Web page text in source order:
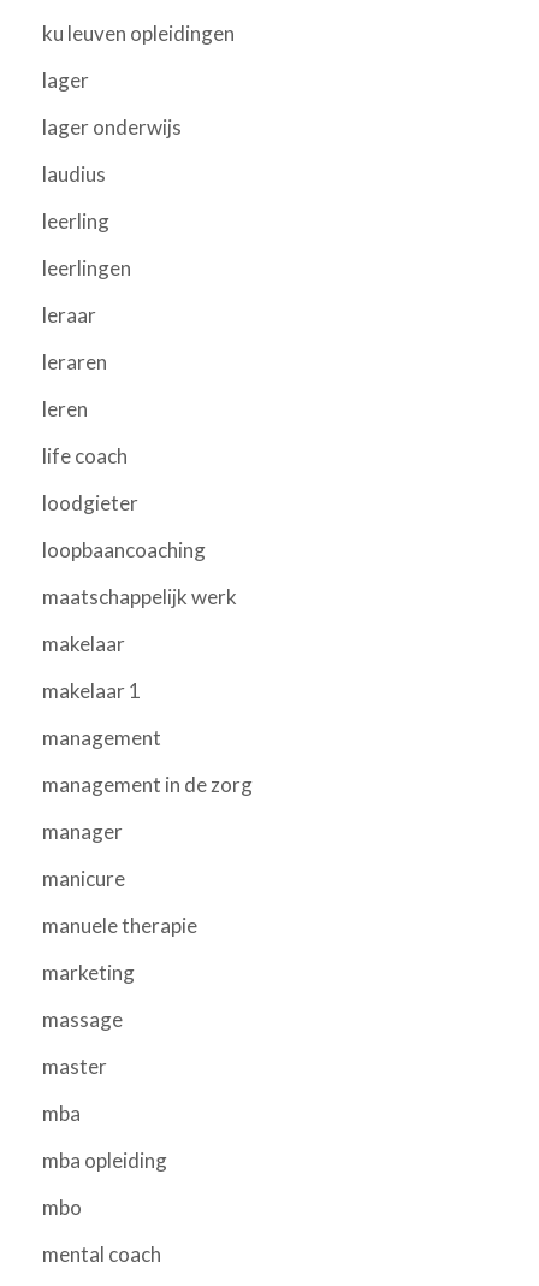
ku leuven opleidingen
lager
lager onderwijs
laudius
leerling
leerlingen
leraar
leraren
leren
life coach
loodgieter
loopbaancoaching
maatschappelijk werk
makelaar
makelaar 1
management
management in de zorg
manager
manicure
manuele therapie
marketing
massage
master
mba
mba opleiding
mbo
mental coach